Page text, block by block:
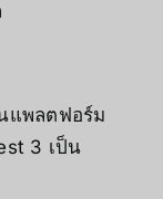
แพลตฟอร์ม
3 เป็น